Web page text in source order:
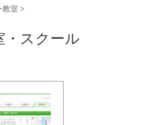
教室 >
・スクール